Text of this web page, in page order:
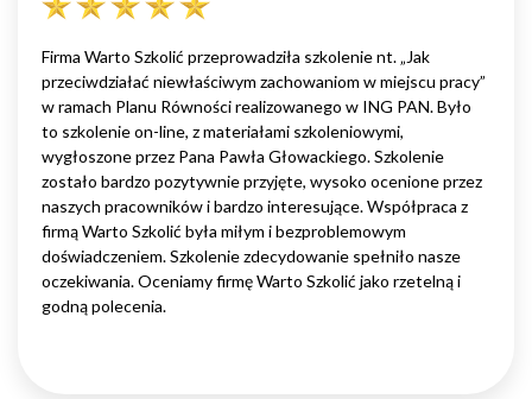
Firma Warto Szkolić przeprowadziła szkolenie nt. „Jak
przeciwdziałać niewłaściwym zachowaniom w miejscu pracy”
w ramach Planu Równości realizowanego w ING PAN. Było
to szkolenie on-line, z materiałami szkoleniowymi,
wygłoszone przez Pana Pawła Głowackiego. Szkolenie
zostało bardzo pozytywnie przyjęte, wysoko ocenione przez
naszych pracowników i bardzo interesujące. Współpraca z
firmą Warto Szkolić była miłym i bezproblemowym
doświadczeniem. Szkolenie zdecydowanie spełniło nasze
oczekiwania. Oceniamy firmę Warto Szkolić jako rzetelną i
godną polecenia.